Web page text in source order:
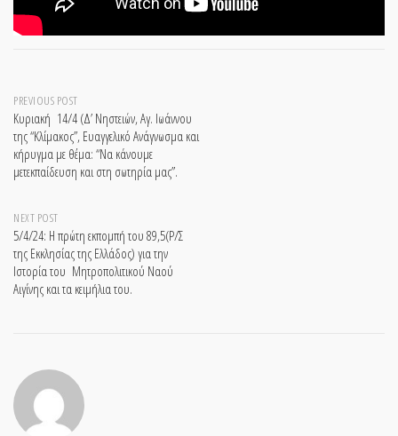
Post
navigation
PREVIOUS POST
Κυριακή 14/4 (Δ’ Νηστειών, Αγ. Ιωάννου
της “Κλίμακος”, Ευαγγελικό Ανάγνωσμα και
κήρυγμα με θέμα: “Να κάνουμε
μετεκπαίδευση και στη σωτηρία μας”.
NEXT POST
5/4/24: Η πρώτη εκπομπή του 89,5(Ρ/Σ
της Εκκλησίας της Ελλάδος) για την
Ιστορία του Μητροπολιτικού Ναού
Αιγίνης και τα κειμήλια του.